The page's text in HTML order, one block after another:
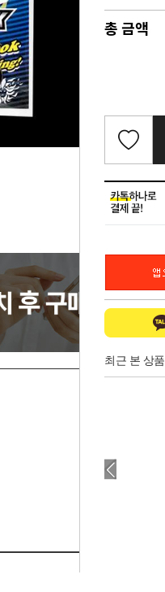
총 금액
최근 본 상품